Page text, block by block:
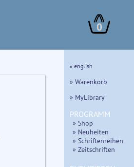
0
» english
» Warenkorb
» MyLibrary
PROGRAMM
» Shop
» Neuheiten
» Schriftenreihen
» Zeitschriften